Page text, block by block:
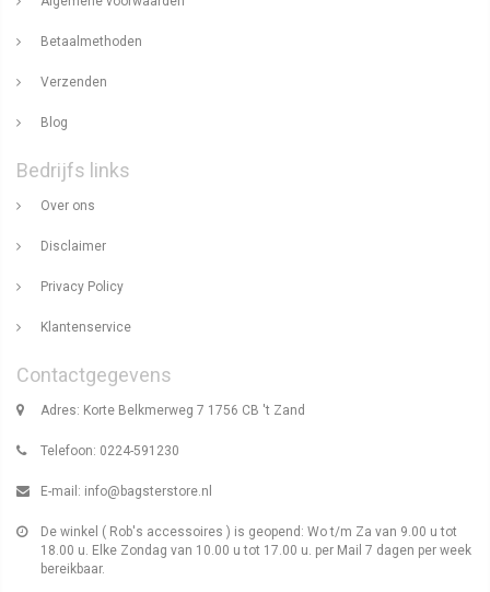
Betaalmethoden
Verzenden
Blog
Bedrijfs links
Over ons
Disclaimer
Privacy Policy
Klantenservice
Contactgegevens
Adres: Korte Belkmerweg 7 1756 CB 't Zand
Telefoon: 0224-591230
E-mail: info@bagsterstore.nl
De winkel ( Rob's accessoires ) is geopend: Wo t/m Za van 9.00 u tot
18.00 u. Elke Zondag van 10.00 u tot 17.00 u. per Mail 7 dagen per week
bereikbaar.